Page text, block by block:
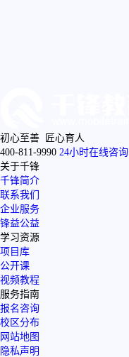
初心至善 匠心育人
400-811-9990 24小时在线咨询
关于千锋
千锋简介
联系我们
企业服务
锋益公益
学习资源
项目库
公开课
视频教程
服务指南
报名咨询
校区分布
网站地图
隐私声明